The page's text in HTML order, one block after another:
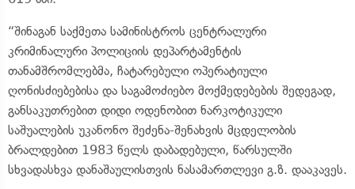
“შინაგან საქმეთა სამინისტროს ცენტრალური
კრიმინალური პოლიციის დეპარტამენტის
თანამშრომლებმა, ჩატარებული ოპერატიული
ღონისძიებებისა და საგამოძიებო მოქმედებების შედეგად,
განსაკუთრებით დიდი ოდენობით ნარკოტიკული
საშუალების უკანონო შეძენა-შენახვის მცდელობის
ბრალდებით 1983 წელს დაბადებული, წარსულში
სხვადასხვა დანაშაულისთვის ნასამართლევი გ.ზ. დააკავეს.